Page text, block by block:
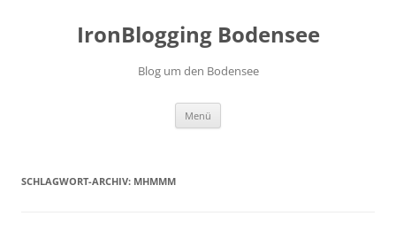
IronBlogging Bodensee
Blog um den Bodensee
Menü
SCHLAGWORT-ARCHIV: MHMMM